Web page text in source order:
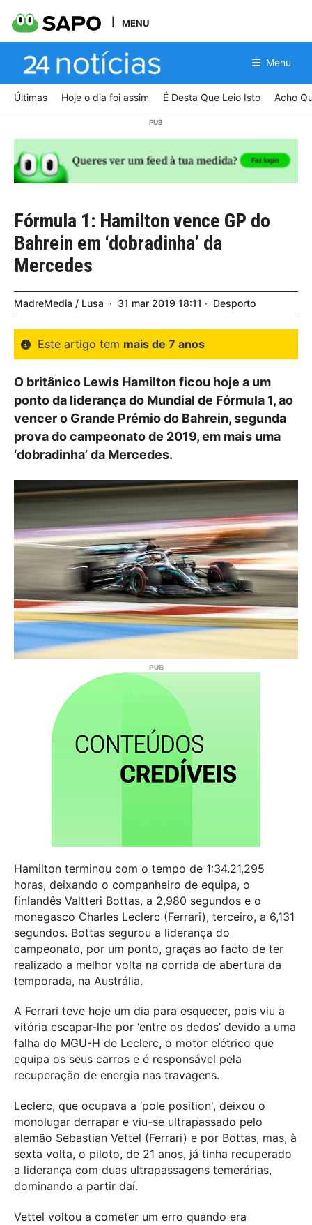
MENU
Menu
Últimas Hoje o dia foi assim É Desta Que Leio Isto Acho
Fórmula 1: Hamilton vence GP do
Bahrein em ‘dobradinha’ da
Mercedes
MadreMedia / Lusa 31 mar 2019 18:11 Desporto
Este artigo tem mais de 7 anos
O britânico Lewis Hamilton ficou hoje a um
ponto da liderança do Mundial de Fórmula 1, ao
vencer o Grande Prémio do Bahrein, segunda
prova do campeonato de 2019, em mais uma
‘dobradinha’ da Mercedes.
Hamilton terminou com o tempo de 1:34.21,295
horas, deixando o companheiro de equipa, o
finlandês Valtteri Bottas, a 2,980 segundos e o
monegasco Charles Leclerc (Ferrari), terceiro, a 6,131
segundos. Bottas segurou a liderança do
campeonato, por um ponto, graças ao facto de ter
realizado a melhor volta na corrida de abertura da
temporada, na Austrália.
A Ferrari teve hoje um dia para esquecer, pois viu a
vitória escapar-lhe por ‘entre os dedos’ devido a uma
falha do MGU-H de Leclerc, o motor elétrico que
equipa os seus carros e é responsável pela
recuperação de energia nas travagens.
Leclerc, que ocupava a ‘pole position', deixou o
monolugar derrapar e viu-se ultrapassado pelo
alemão Sebastian Vettel (Ferrari) e por Bottas, mas, à
sexta volta, o piloto, de 21 anos, já tinha recuperado
a liderança com duas ultrapassagens temerárias,
dominando a partir daí.
Vettel voltou a cometer um erro quando era